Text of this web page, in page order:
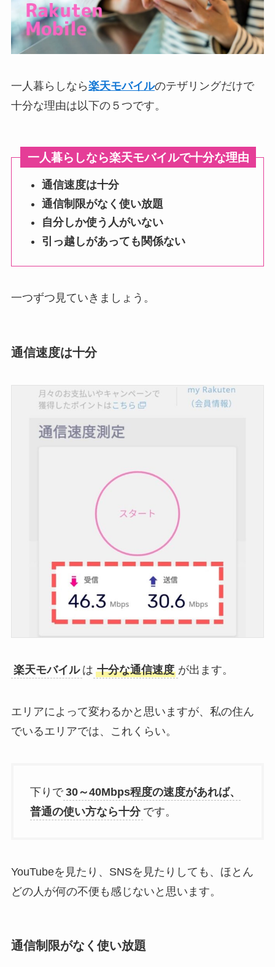
一人暮らしなら楽天モバイルのテザリングだけで
十分な理由は以下の５つです。
一人暮らしなら楽天モバイルで十分な理由
通信速度は十分
通信制限がなく使い放題
自分しか使う人がいない
引っ越しがあっても関係ない
一つずつ見ていきましょう。
通信速度は十分
楽天モバイル は 十分な通信速度 が出ます。
エリアによって変わるかと思いますが、私の住ん
でいるエリアでは、これくらい。
下りで 30～40Mbps程度の速度があれば、
普通の使い方なら十分 です。
YouTubeを見たり、SNSを見たりしても、ほとん
どの人が何の不便も感じないと思います。
通信制限がなく使い放題